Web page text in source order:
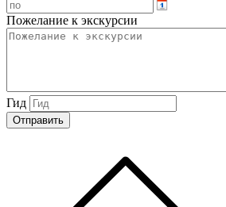
Пожелание к экскурсии
Гид